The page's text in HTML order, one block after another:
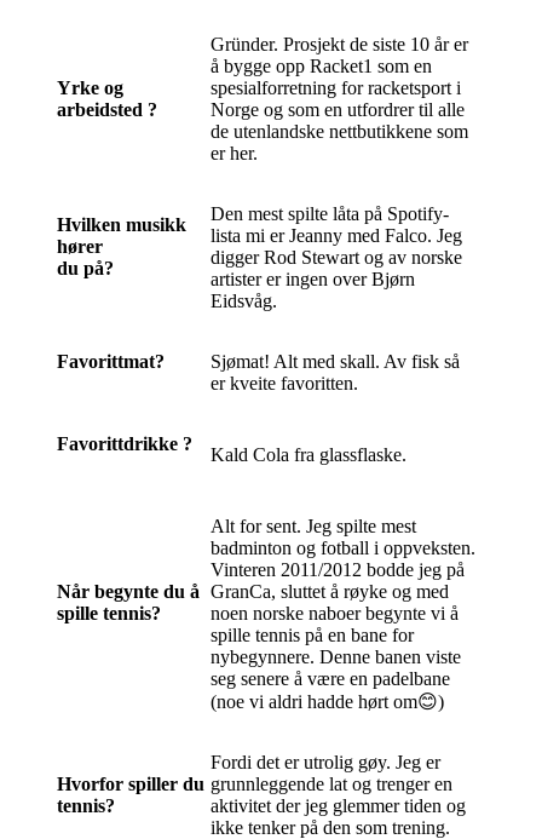
Yrke og
arbeidsted ?
Gründer. Prosjekt de siste 10 år er
å bygge opp Racket1 som en
spesialforretning for racketsport i
Norge og som en utfordrer til alle
de utenlandske nettbutikkene som
er her.
Hvilken musikk
hører
du på?
Den mest spilte låta på Spotify-
lista mi er Jeanny med Falco. Jeg
digger Rod Stewart og av norske
artister er ingen over Bjørn
Eidsvåg.
Favorittmat?
Sjømat! Alt med skall. Av fisk så
er kveite favoritten.
Favorittdrikke ?
Kald Cola fra glassflaske.
Når begynte du å
spille tennis?
Alt for sent. Jeg spilte mest
badminton og fotball i oppveksten.
Vinteren 2011/2012 bodde jeg på
GranCa, sluttet å røyke og med
noen norske naboer begynte vi å
spille tennis på en bane for
nybegynnere. Denne banen viste
seg senere å være en padelbane
(noe vi aldri hadde hørt om😊)
Hvorfor spiller du
tennis?
Fordi det er utrolig gøy. Jeg er
grunnleggende lat og trenger en
aktivitet der jeg glemmer tiden og
ikke tenker på den som trening.